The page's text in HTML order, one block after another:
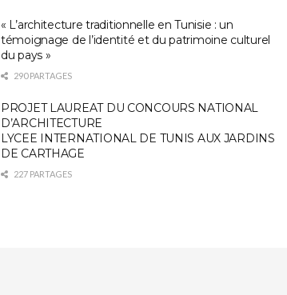
« L’architecture traditionnelle en Tunisie : un
témoignage de l’identité et du patrimoine culturel
du pays »
290 PARTAGES
PROJET LAUREAT DU CONCOURS NATIONAL
D’ARCHITECTURE
LYCEE INTERNATIONAL DE TUNIS AUX JARDINS
DE CARTHAGE
227 PARTAGES